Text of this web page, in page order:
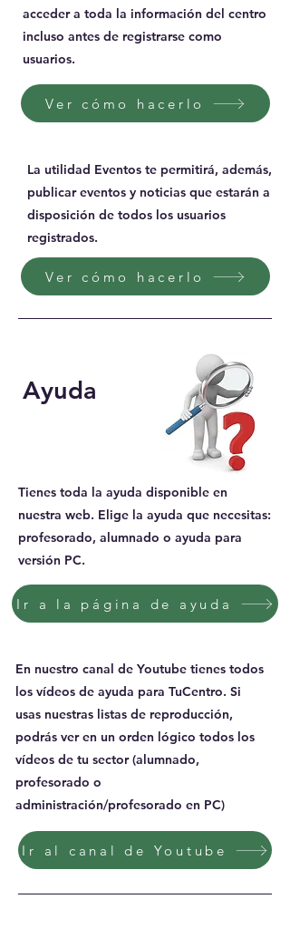
acceder a toda la información del centro
incluso antes de registrarse como
usuarios.
Ver cómo hacerlo
La utilidad Eventos te permitirá, además,
publicar eventos y noticias que estarán a
disposición de todos los usuarios
registrados.
Ver cómo hacerlo
Ayuda
Tienes toda la ayuda disponible en
nuestra web. Elige la ayuda que necesitas:
profesorado, alumnado o ayuda para
versión PC.
Ir a la página de ayuda
En nuestro canal de Youtube tienes todos
los vídeos de ayuda para TuCentro. Si
usas nuestras listas de reproducción,
podrás ver en un orden lógico todos los
vídeos de tu sector (alumnado,
profesorado o
administración/profesorado en PC)
Ir al canal de Youtube